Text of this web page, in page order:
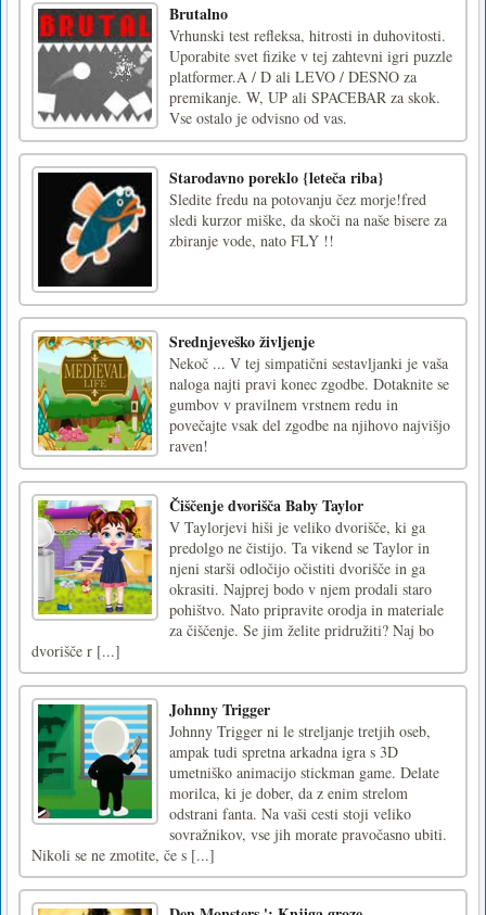
Brutalno
Vrhunski test refleksa, hitrosti in duhovitosti.
Uporabite svet fizike v tej zahtevni igri puzzle
platformer.A / D ali LEVO / DESNO za
premikanje. W, UP ali SPACEBAR za skok.
Vse ostalo je odvisno od vas.
Starodavno poreklo {leteča riba}
Sledite fredu na potovanju čez morje!fred
sledi kurzor miške, da skoči na naše bisere za
zbiranje vode, nato FLY !!
Srednjeveško življenje
Nekoč ... V tej simpatični sestavljanki je vaša
naloga najti pravi konec zgodbe. Dotaknite se
gumbov v pravilnem vrstnem redu in
povečajte vsak del zgodbe na njihovo najvišjo
raven!
Čiščenje dvorišča Baby Taylor
V Taylorjevi hiši je veliko dvorišče, ki ga
predolgo ne čistijo. Ta vikend se Taylor in
njeni starši odločijo očistiti dvorišče in ga
okrasiti. Najprej bodo v njem prodali staro
pohištvo. Nato pripravite orodja in materiale
za čiščenje. Se jim želite pridružiti? Naj bo
dvorišče r [...]
Johnny Trigger
Johnny Trigger ni le streljanje tretjih oseb,
ampak tudi spretna arkadna igra s 3D
umetniško animacijo stickman game. Delate
morilca, ki je dober, da z enim strelom
odstrani fanta. Na vaši cesti stoji veliko
sovražnikov, vse jih morate pravočasno ubiti.
Nikoli se ne zmotite, če s [...]